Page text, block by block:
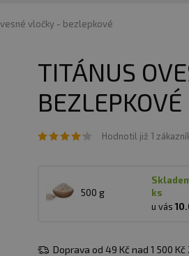
vločky - bezlepkové
TITÁNUS
BEZLEPKOVÉ
Hodnotil již 1
500 g
skladem > 10
ks
u vás
Doprava od 49 Kč nad 1 500 Kč